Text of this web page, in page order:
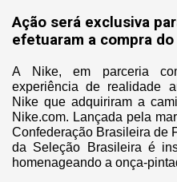
Ação será exclusiva
efetuaram a compra
A Nike, em parceria
experiência de realidade
Nike que adquiriram a
Nike.com. Lançada pela
Confederação Brasileira de
da Seleção Brasileira é
homenageando a onça-